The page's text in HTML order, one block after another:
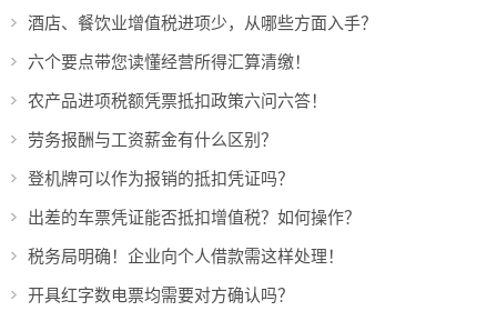
酒店、餐饮业增值税进项少，从哪些方面入手？
六个要点带您读懂经营所得汇算清缴！
农产品进项税额凭票抵扣政策六问六答！
劳务报酬与工资薪金有什么区别？
登机牌可以作为报销的抵扣凭证吗？
出差的车票凭证能否抵扣增值税？如何操作？
税务局明确！企业向个人借款需这样处理！
开具红字数电票均需要对方确认吗？